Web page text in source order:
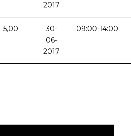
2017
5,00
30-
06-
2017
09:00-14:00